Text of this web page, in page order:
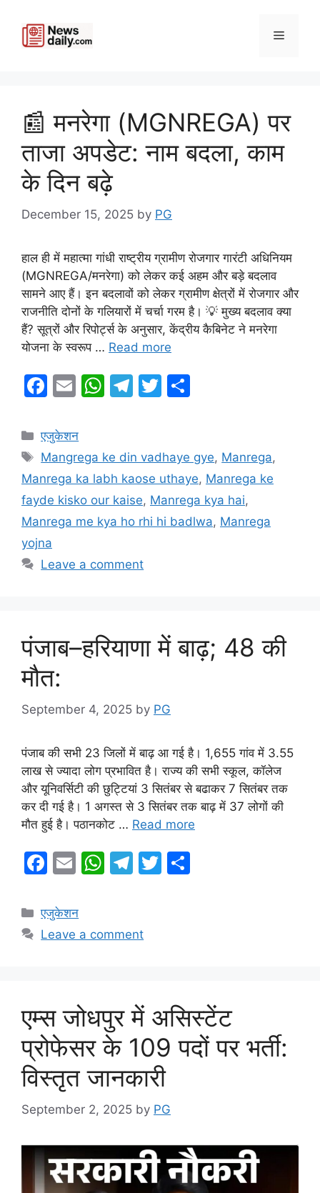
content
Menu
​📰 मनरेगा (MGNREGA) पर
ताजा अपडेट: नाम बदला, काम
के दिन बढ़े
December 15, 2025 by PG
हाल ही में महात्मा गांधी राष्ट्रीय ग्रामीण रोजगार गारंटी अधिनियम
(MGNREGA/मनरेगा) को लेकर कई अहम और बड़े बदलाव
सामने आए हैं। इन बदलावों को लेकर ग्रामीण क्षेत्रों में रोजगार और
राजनीति दोनों के गलियारों में चर्चा गरम है। ​💡 मुख्य बदलाव क्या
हैं? सूत्रों और रिपोर्ट्स के अनुसार, केंद्रीय कैबिनेट ने मनरेगा
योजना के स्वरूप … Read more
F
c
e
b
o
o
k
E
ai
l
W
s
A
p
p
T
gr
a
m
T
er e
Categories
एजुकेशन
Tags
Mangrega ke din vadhaye gye, Manrega,
Manrega ka labh kaose uthaye, Manrega ke
fayde kisko our kaise, Manrega kya hai,
Manrega me kya ho rhi hi badlwa, Manrega
yojna
Leave a comment
पंजाब–हरियाणा में बाढ़; 48 की
मौत:
September 4, 2025 by PG
पंजाब की सभी 23 जिलों में बाढ़ आ गई है। 1,655 गांव में 3.55
लाख से ज्यादा लोग प्रभावित है। राज्य की सभी स्कूल, कॉलेज
और यूनिवर्सिटी की छुट्टियां 3 सितंबर से बढाकर 7 सितंबर तक
कर दी गई है। 1 अगस्त से 3 सितंबर तक बाढ़ में 37 लोगों की
मौत हुई है। पठानकोट … Read more
F
c
e
k
E
ai
l
W
s
T
gr
T
Categories
एजुकेशन
Leave a comment
एम्स जोधपुर में असिस्टेंट
प्रोफेसर के 109 पदों पर भर्ती:
विस्तृत जानकारी
September 2, 2025 by PG